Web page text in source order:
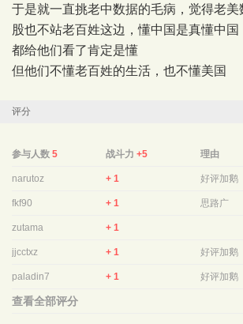
于是就一直挑老中数据的毛病，觉得老
股也不站老百姓这边，懂中国是真懂中
都给他们看了肯定是懂
但他们不懂老百姓的生活，也不懂美国
评分
参与人数 5 战斗力+5 理由
narutoz + 1 好评加鹅
fkf90 + 1 思路广
zutama + 1
jjcctxz + 1 好评加鹅
paladin7 + 1 好评加鹅
查看全部评分